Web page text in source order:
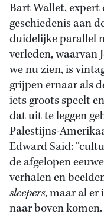
Bart Wallet, expert
geschiedenis aan
duidelijke parallel
verleden, waarvan
we nu zien, is
grijpen ernaar als
iets groots speelt
dat uit te leggen
Palestijns-
Edward Said:
de afgelopen
verhalen en
sleepers, maar al er
naar boven komen.